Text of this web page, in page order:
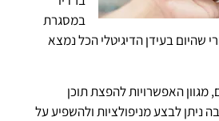
במסגרת
שהיום בעידן הדיגיטלי הכל נמצא
מגוון האפשרויות להפצת תוכן
ניתן לבצע מניפולציות ולהשפיע על